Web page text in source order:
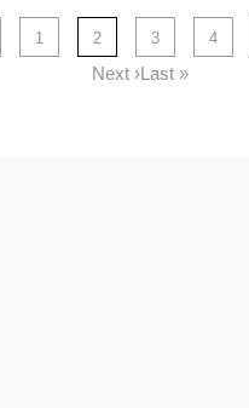
1 2 3 4
Next ›Last »